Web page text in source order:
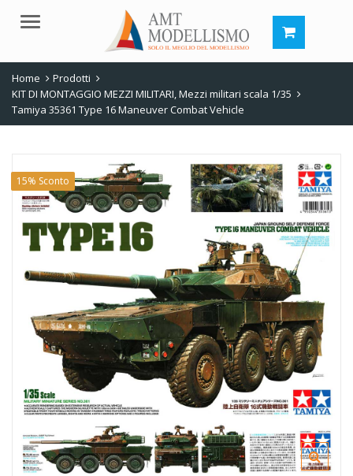
Menu
Home
Prodotti
KIT DI MONTAGGIO MEZZI MILITARI,Mezzi militari scala 1/35
Tamiya 35361 Type 16 Maneuver Combat Vehicle
15% Sconto